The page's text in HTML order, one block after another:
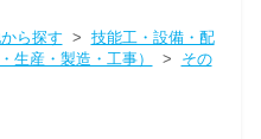
ら探す > 技能工・設備・配
生産・製造・工事） > その